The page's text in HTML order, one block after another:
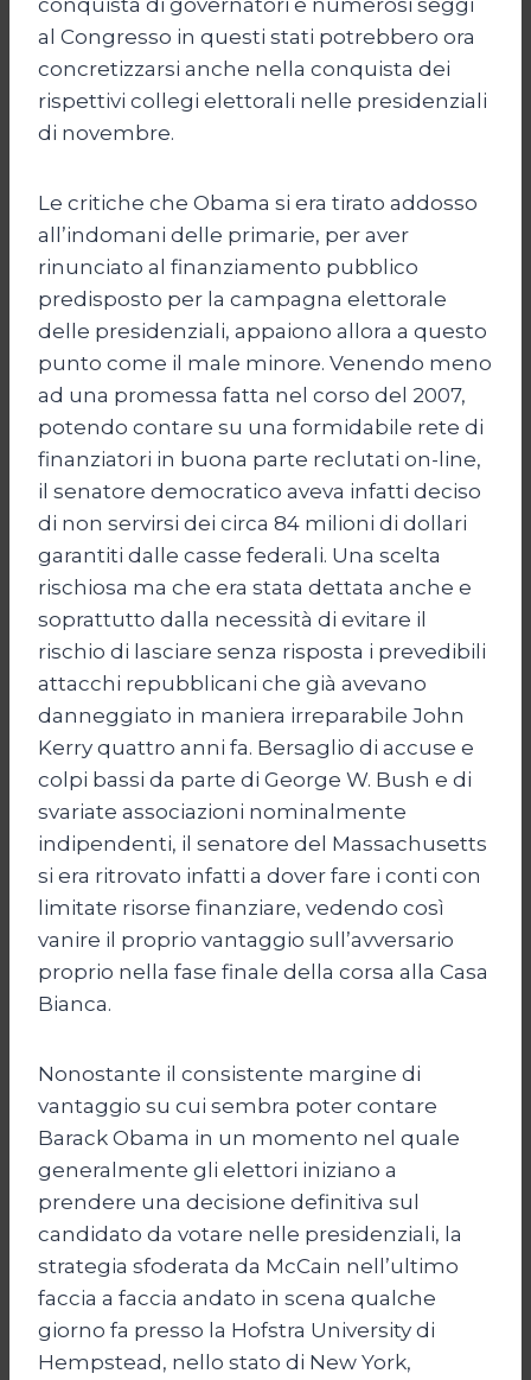
al Congresso in questi stati potrebbero ora
concretizzarsi anche nella conquista dei
rispettivi collegi elettorali nelle presidenziali
di novembre.
Le critiche che Obama si era tirato addosso
all’indomani delle primarie, per aver
rinunciato al finanziamento pubblico
predisposto per la campagna elettorale
delle presidenziali, appaiono allora a questo
punto come il male minore. Venendo meno
ad una promessa fatta nel corso del 2007,
potendo contare su una formidabile rete di
finanziatori in buona parte reclutati on-line,
il senatore democratico aveva infatti deciso
di non servirsi dei circa 84 milioni di dollari
garantiti dalle casse federali. Una scelta
rischiosa ma che era stata dettata anche e
soprattutto dalla necessità di evitare il
rischio di lasciare senza risposta i prevedibili
attacchi repubblicani che già avevano
danneggiato in maniera irreparabile John
Kerry quattro anni fa. Bersaglio di accuse e
colpi bassi da parte di George W. Bush e di
svariate associazioni nominalmente
indipendenti, il senatore del Massachusetts
si era ritrovato infatti a dover fare i conti con
limitate risorse finanziare, vedendo così
vanire il proprio vantaggio sull’avversario
proprio nella fase finale della corsa alla Casa
Bianca.
Nonostante il consistente margine di
vantaggio su cui sembra poter contare
Barack Obama in un momento nel quale
generalmente gli elettori iniziano a
prendere una decisione definitiva sul
candidato da votare nelle presidenziali, la
strategia sfoderata da McCain nell’ultimo
faccia a faccia andato in scena qualche
giorno fa presso la Hofstra University di
Hempstead, nello stato di New York,